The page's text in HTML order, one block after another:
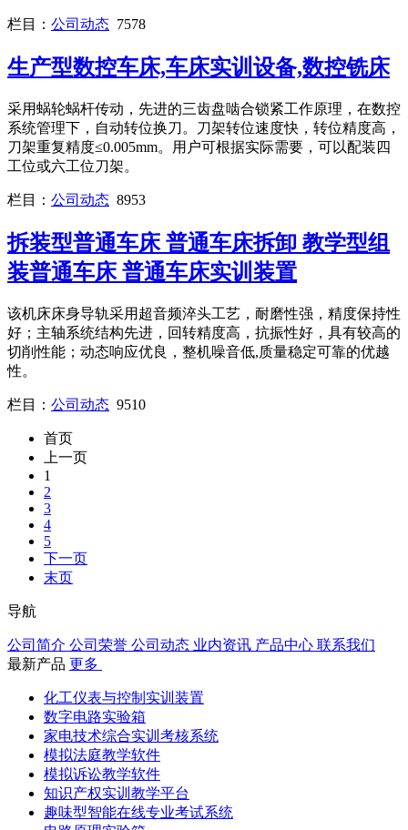
栏目： 公司动态 7578
生产型数控车床,车床实训设备,数控铣床
采用蜗轮蜗杆传动，先进的三齿盘啮合锁紧工作原理，在数控
系统管理下，自动转位换刀。刀架转位速度快，转位精度高，
刀架重复精度≤0.005mm。用户可根据实际需要，可以配装四
工位或六工位刀架。
栏目： 公司动态 8953
拆装型普通车床 普通车床拆卸 教学型组
装普通车床 普通车床实训装置
该机床床身导轨采用超音频淬头工艺，耐磨性强，精度保持性
好；主轴系统结构先进，回转精度高，抗振性好，具有较高的
切削性能；动态响应优良，整机噪音低,质量稳定可靠的优越
性。
栏目： 公司动态 9510
首页
上一页
1
2
3
4
5
下一页
末页
导航
公司简介 公司荣誉 公司动态 业内资讯 产品中心 联系我们
最新产品 更多
化工仪表与控制实训装置
数字电路实验箱
家电技术综合实训考核系统
模拟法庭教学软件
模拟诉讼教学软件
知识产权实训教学平台
趣味型智能在线专业考试系统